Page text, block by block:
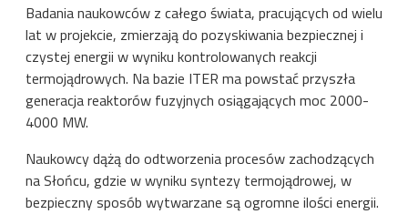
Badania naukowców z całego świata, pracujących od wielu
lat w projekcie, zmierzają do pozyskiwania bezpiecznej i
czystej energii w wyniku kontrolowanych reakcji
termojądrowych. Na bazie ITER ma powstać przyszła
generacja reaktorów fuzyjnych osiągających moc 2000-
4000 MW.
Naukowcy dążą do odtworzenia procesów zachodzących
na Słońcu, gdzie w wyniku syntezy termojądrowej, w
bezpieczny sposób wytwarzane są ogromne ilości energii.